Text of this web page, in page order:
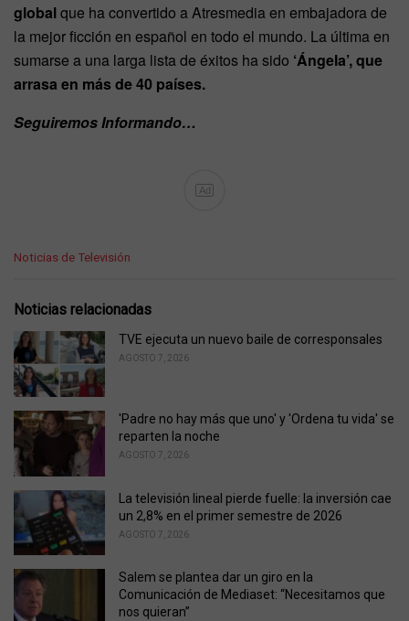
globalque ha convertido a Atresmedia en embajadora de
la mejor ficción en español en todo el mundo. La última en
sumarse a una larga lista de éxitos ha sido ‘Ángela’, que
arrasa en más de 40 países.
Seguiremos Informando…
Ad
C
e
o
r
i
e
:
Noticias de Televisión
Noticias relacionadas
TVE ejecuta un nuevo baile de corresponsales
AGOSTO 7, 2026
'Padre no hay más que uno' y 'Ordena tu vida' se
reparten la noche
AGOSTO 7, 2026
La televisión lineal pierde fuelle: la inversión cae
un 2,8% en el primer semestre de 2026
AGOSTO 7, 2026
Salem se plantea dar un giro en la
Comunicación de Mediaset: “Necesitamos que
nos quieran”